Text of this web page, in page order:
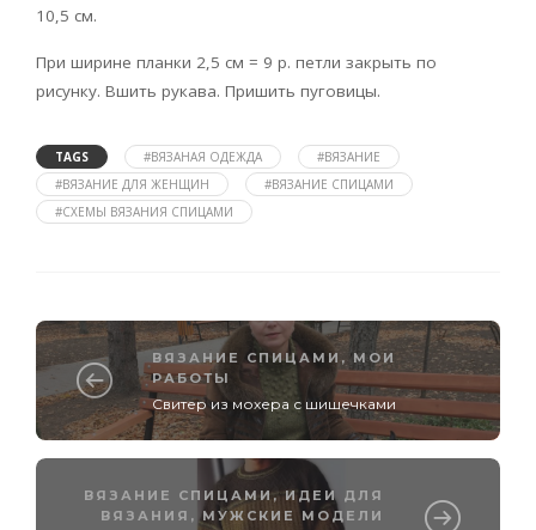
10,5 см.
При ширине планки 2,5 см = 9 р. петли закрыть по
рисунку. Вшить рукава. Пришить пуговицы.
TAGS #ВЯЗАНАЯ ОДЕЖДА
#ВЯЗАНИЕ
#ВЯЗАНИЕ ДЛЯ ЖЕНЩИН
#ВЯЗАНИЕ СПИЦАМИ
#СХЕМЫ ВЯЗАНИЯ СПИЦАМИ
ВЯЗАНИЕ СПИЦАМИ ,МОИ
РАБОТЫ
Свитер из мохера с шишечками
ВЯЗАНИЕ СПИЦАМИ,ИДЕИ ДЛЯ
ВЯЗАНИЯ ,МУЖСКИЕ МОДЕЛИ